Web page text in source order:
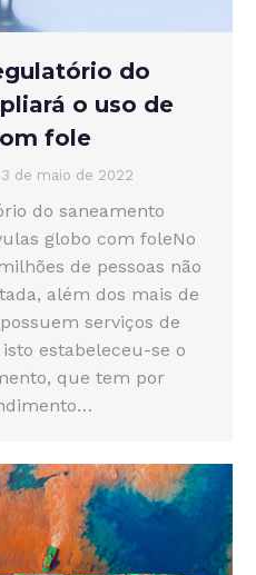
do
o uso de
fole
3 de maio de 2022
do saneamento
globo com foleNo
de pessoas não
além dos mais de
serviços de
estabeleceu-se o
que tem por